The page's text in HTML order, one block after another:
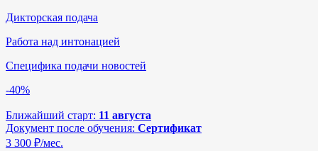
Дикторская подача
Работа над интонацией
Специфика подачи новостей
-40%
Ближайший старт: 11 августа
Документ после обучения: Сертификат
3 300 ₽/мес.